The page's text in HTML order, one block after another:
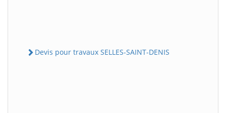
Devis pour travaux SELLES-SAINT-DENIS